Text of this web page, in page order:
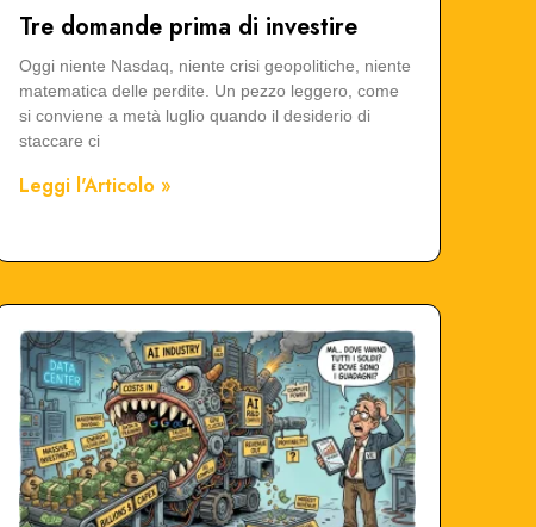
Tre domande prima di investire
Oggi niente Nasdaq, niente crisi geopolitiche, niente
matematica delle perdite. Un pezzo leggero, come
si conviene a metà luglio quando il desiderio di
staccare ci
Leggi l'Articolo »